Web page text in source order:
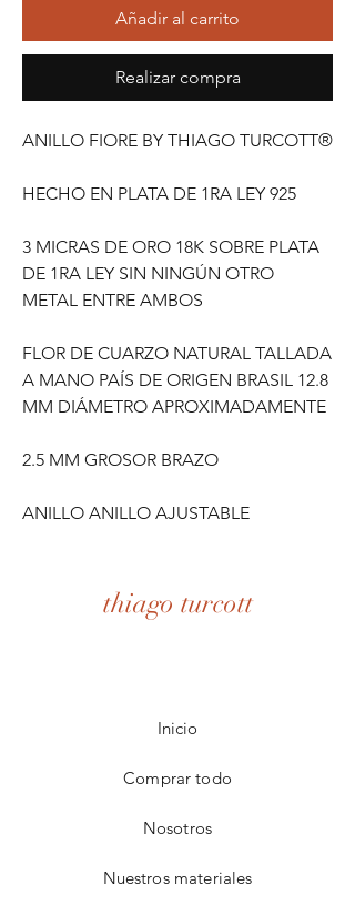
Añadir al carrito
Realizar compra
ANILLO FIORE BY THIAGO TURCOTT®
HECHO EN PLATA DE 1RA LEY 925
3 MICRAS DE ORO 18K SOBRE PLATA
DE 1RA LEY SIN NINGÚN OTRO
METAL ENTRE AMBOS
FLOR DE CUARZO NATURAL TALLADA
A MANO PAÍS DE ORIGEN BRASIL 12.8
MM DIÁMETRO APROXIMADAMENTE
2.5 MM GROSOR BRAZO
ANILLO ANILLO AJUSTABLE
thiago turcott
Inicio
Comprar todo
Nosotros
Nuestros materiales